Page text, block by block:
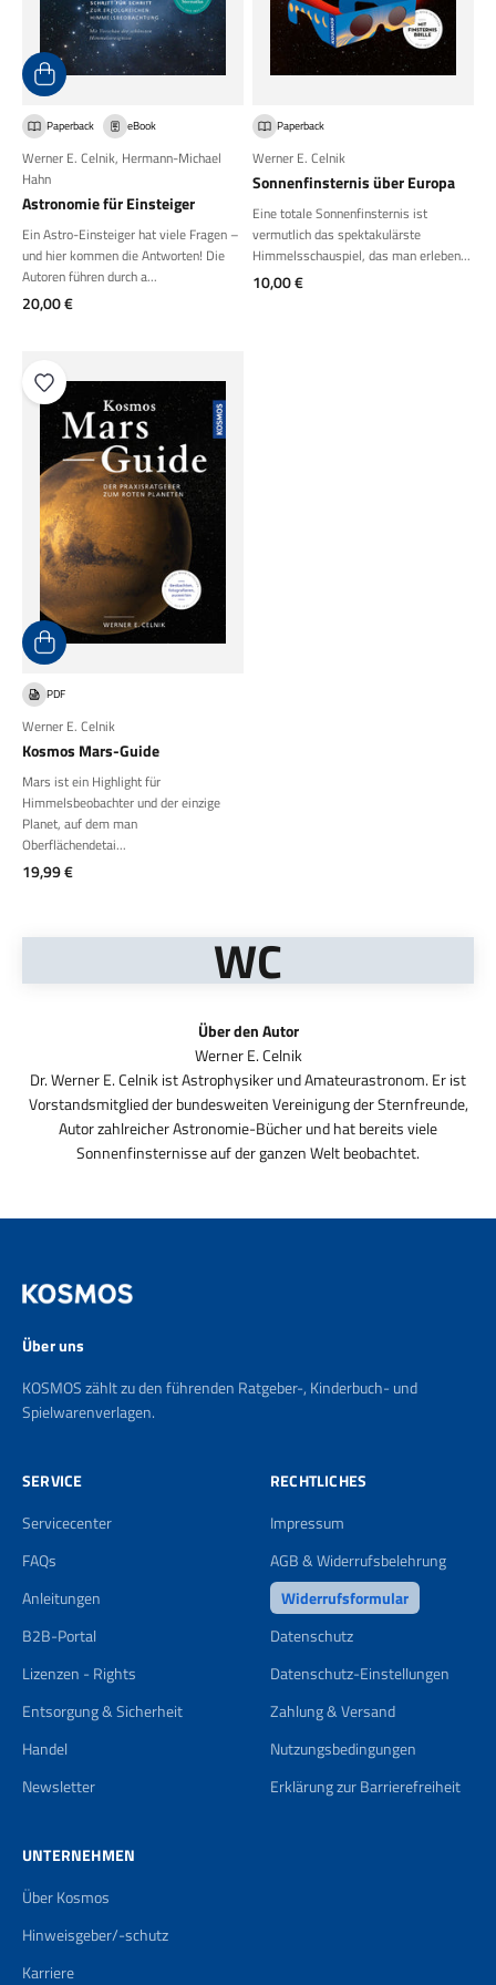
Paperback eBook
Werner E. Celnik, Hermann-Michael
Hahn
Astronomie für Einsteiger
Ein Astro-Einsteiger hat viele Fragen –
und hier kommen die Antworten! Die
Autoren führen durch a...
Angebot
20,00 €
Paperback
Werner E. Celnik
Sonnenfinsternis über Europa
Eine totale Sonnenfinsternis ist
vermutlich das spektakulärste
Himmelsschauspiel, das man erleben...
Angebot
10,00 €
PDF
Werner E. Celnik
Kosmos Mars-Guide
Mars ist ein Highlight für
Himmelsbeobachter und der einzige
Planet, auf dem man
Oberflächendetai...
Angebot
19,99 €
WC
Über den Autor
Dr. Werner E. Celnik ist Astrophysiker und Amateurastronom. Er ist
Vorstandsmitglied der bundesweiten Vereinigung der Sternfreunde,
Autor zahlreicher Astronomie-Bücher und hat bereits viele
Sonnenfinsternisse auf der ganzen Welt beobachtet.
Über uns
KOSMOS zählt zu den führenden Ratgeber-, Kinderbuch- und
Spielwarenverlagen.
SERVICE
Servicecenter
FAQs
Anleitungen
B2B-Portal
Lizenzen - Rights
Entsorgung & Sicherheit
Handel
Newsletter
RECHTLICHES
Impressum
AGB & Widerrufsbelehrung
Widerrufsformular
Datenschutz
Datenschutz-Einstellungen
Zahlung & Versand
Nutzungsbedingungen
Erklärung zur Barrierefreiheit
UNTERNEHMEN
Über Kosmos
Hinweisgeber/-schutz
Karriere